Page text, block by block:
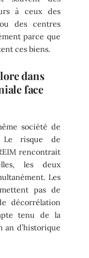
à ceux des
des centres
parce que
ces biens.
dans
face
société de
Le risque de
rencontrait
les deux
Les
pas de
décorrélation
tenu de la
an d’historique